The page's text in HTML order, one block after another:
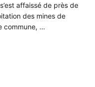
affaissé de près de
des mines de
commune, …